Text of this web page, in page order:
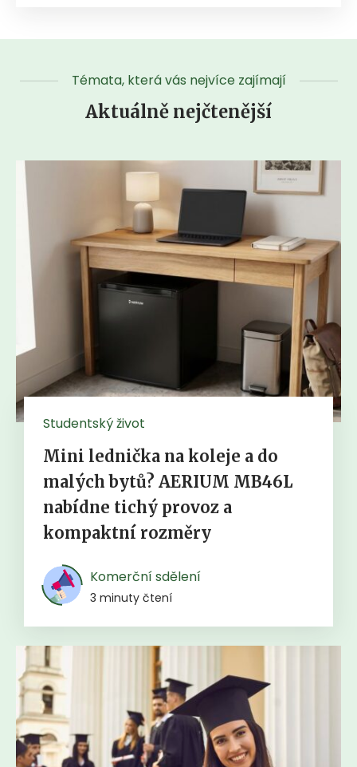
Témata, která vás nejvíce zajímají
Aktuálně nejčtenější
Studentský život
Mini lednička na koleje a do
malých bytů? AERIUM MB46L
nabídne tichý provoz a
kompaktní rozměry
Komerční sdělení
3 minuty čtení